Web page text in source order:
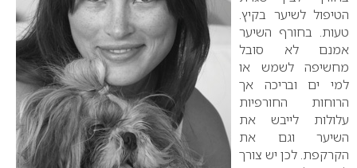
הטיפול לשיער בקיץ.
טעות. בחורף השיער
אמנם לא סובל
מחשיפה לשמש או
למי ים ובריכה אך
הרוחות החורפיות
עלולות לייבש את
השיער וגם את
הקרקפת. לכן יש צורך